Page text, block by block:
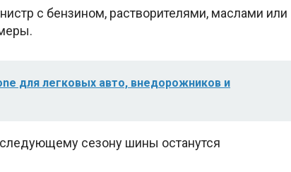
с бензином, растворителями, маслами или
для легковых авто, внедорожников и
следующему сезону шины останутся